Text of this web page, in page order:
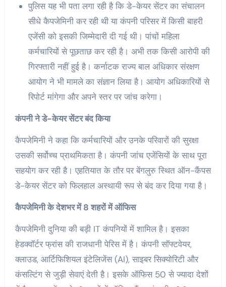
पुलिस यह भी पता लगा रही है कि डे-केयर सेंटर का संचालन
सीधे कैपजेमिनी कर रही थी या कंपनी परिसर में किसी बाहरी
एजेंसी को इसकी जिम्मेदारी दी गई थी। पांचों महिला
कर्मचारियों से पूछताछ कर रही है। अभी तक किसी आरोपी की
गिरफ्तारी नहीं हुई है। कर्नाटक राज्य बाल अधिकार संरक्षण
आयोग ने भी मामले का संज्ञान लिया है। आयोग अधिकारियों से
रिपोर्ट मांगेगा और अपने स्तर पर जांच करेगा।
कंपनी ने डे-केयर सेंटर बंद किया
कैपजेमिनी ने कहा कि कर्मचारियों और उनके परिवारों की सुरक्षा
उसकी सर्वोच्च प्राथमिकता है। कंपनी जांच एजेंसियों के साथ पूरा
सहयोग कर रही है। एहतियात के तौर पर बेंगलुरु स्थित ऑन-कैंपस
डे-केयर सेंटर को फिलहाल अस्थायी रूप से बंद कर दिया गया है।
कैपजेमिनी के देशभर में 8 शहरों में ऑफिस
कैपजेमिनी दुनिया की बड़ी IT कंपनियों में शामिल है। इसका
हेडक्वॉर्टर फ्रांस की राजधानी पेरिस में है। कंपनी सॉफ्टवेयर,
क्लाउड, आर्टिफिशियल इंटेलिजेंस (AI), साइबर सिक्योरिटी और
कंसल्टिंग से जुड़ी सेवाएं देती है। इसके ऑफिस 50 से ज्यादा देशों